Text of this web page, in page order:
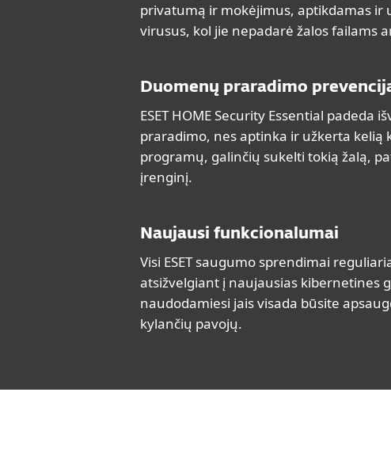
privatumą ir mokėjimus, aptikdamas ir
virusus, kol jie nepadarė žalos failams
Duomenų praradimo
ESET HOME Security Essential padeda
praradimo, nes aptinka ir užkerta kelią
programų, galinčių sukelti tokią žalą,
įrenginį.
Naujausi funkcionalumai
Visi ESET saugumo sprendimai
atsižvelgiant į naujausias kibernetines
naudodamiesi jais visada būsite
kylančių pavojų.